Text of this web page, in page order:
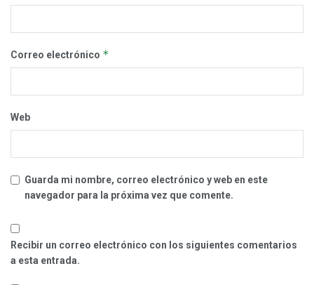
Correo electrónico *
Web
Guarda mi nombre, correo electrónico y web en este
navegador para la próxima vez que comente.
Recibir un correo electrónico con los siguientes comentarios
a esta entrada.